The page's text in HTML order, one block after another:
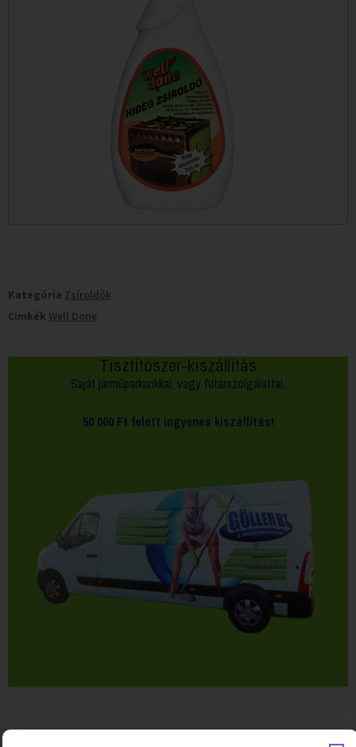
Kategória Zsíroldók
Cimkék Well Done
Tisztítószer-kiszállítás
Saját járműparkunkkal, vagy futárszolgálattal.
50 000 Ft felett ingyenes kiszállítás!